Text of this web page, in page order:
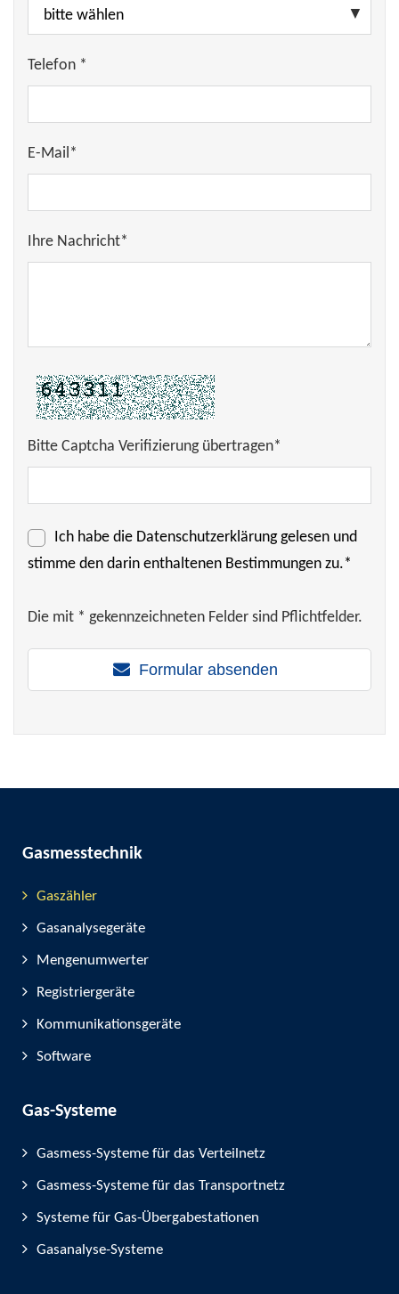
Telefon *
E-Mail*
Ihre Nachricht*
Bitte Captcha Verifizierung übertragen*
Ich habe die Datenschutzerklärunggelesen und
stimme den darin enthaltenen Bestimmungen zu.*
Die mit * gekennzeichneten Felder sind Pflichtfelder.
Formular absenden
Gasmesstechnik
Gaszähler
Gasanalysegeräte
Mengenumwerter
Registriergeräte
Kommunikationsgeräte
Software
Gas-Systeme
Gasmess-Systeme für das Verteilnetz
Gasmess-Systeme für das Transportnetz
Systeme für Gas-Übergabestationen
Gasanalyse-Systeme